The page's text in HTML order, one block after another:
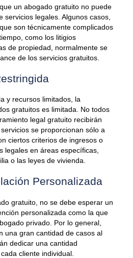
un abogado gratuito no puede
servicios legales. Algunos casos,
son técnicamente complicados
como los litigios
de propiedad, normalmente se
de los servicios gratuitos.
y recursos limitados, la
gratuitos es limitada. No todos
legal gratuito recibirán
se proporcionan sólo a
ciertos criterios de ingresos o
legales en áreas específicas,
o las leyes de vivienda.
Personalizada
gratuito, no se debe esperar un
personalizada como la que
privado. Por lo general,
una gran cantidad de casos al
dedicar una cantidad
cliente individual.